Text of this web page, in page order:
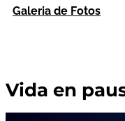
Galeria de Fotos
Vida en